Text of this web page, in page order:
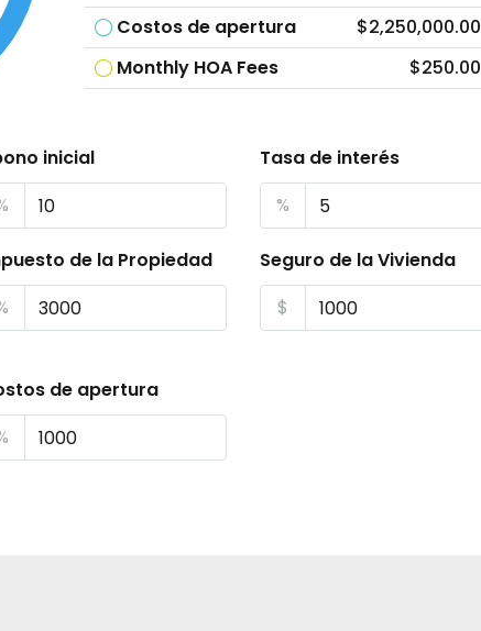
Costos de apertura
$2,250,000.00
Monthly HOA Fees
$250.00
inicial
Tasa de interés
%
de la Propiedad
Seguro de la Vivienda
$
de apertura